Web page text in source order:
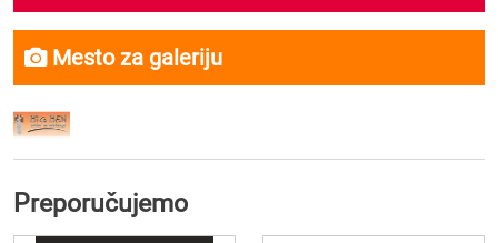
Mesto za galeriju
Preporučujemo